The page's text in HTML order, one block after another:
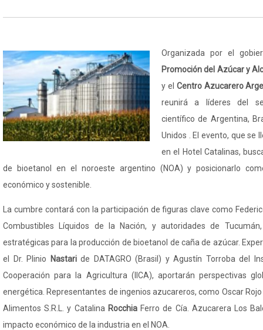
Organizada por el
Promoción del Azúcar y
y el Centro Azucarero
reunirá a líderes del
científico de Argentina,
Unidos . El evento, que se
en el Hotel Catalinas,
de bioetanol en el noroeste argentino (NOA) y posicionarlo
económico y sostenible.
La cumbre contará con la participación de figuras clave como
Combustibles Líquidos de la Nación, y autoridades de
estratégicas para la producción de bioetanol de caña de azúcar.
el Dr. Plinio
Nastari de DATAGRO (Brasil) y Agustín Torroba del
Cooperación para la Agricultura (IICA), aportarán perspectivas
energética. Representantes de ingenios azucareros, como Oscar
Alimentos S.R.L. y Catalina Rocchia Ferro de Cía. Azucarera Los
impacto económico de la industria en el NOA.